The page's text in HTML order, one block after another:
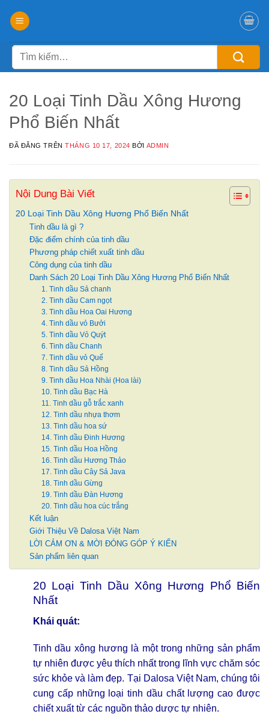
đến
dungTìm
kiếm:
20 Loại Tinh Dầu Xông Hương
Phổ Biến Nhất
ĐÃ ĐĂNG TRÊNTHÁNG 10 17, 2024 BỞI ADMIN
Nội Dung Bài Viết
20 Loại Tinh Dầu Xông Hương Phổ Biến Nhất
Tinh dầu là gì ?
Đặc điểm chính của tinh dầu
Phương pháp chiết xuất tinh dầu
Công dụng của tinh dầu
Danh Sách 20 Loại Tinh Dầu Xông Hương Phổ Biến Nhất
1. Tinh dầu Sả chanh
2. Tinh dầu Cam ngọt
3. Tinh dầu Hoa Oai Hương
4. Tinh dầu vỏ Bưởi
5. Tinh dầu Vỏ Quýt
6. Tinh dầu Chanh
7. Tinh dầu vỏ Quế
8. Tinh dầu Sả Hồng
9. Tinh dầu Hoa Nhài (Hoa lài)
10. Tinh dầu Bạc Hà
11. Tinh dầu gỗ trắc xanh
12. Tinh dầu nhựa thơm
13. Tinh dầu hoa sứ
14. Tinh dầu Đinh Hương
15. Tinh dầu Hoa Hồng
16. Tinh dầu Hương Thảo
17. Tinh dầu Cây Sả Java
18. Tinh dầu Gừng
19. Tinh dầu Đàn Hương
20. Tinh dầu hoa cúc trắng
Kết luận
Giới Thiệu Về Dalosa Việt Nam
LỜI CẢM ƠN & MỜI ĐÓNG GÓP Ý KIẾN
Sản phẩm liên quan
20 Loại Tinh Dầu Xông Hương Phổ Biến
Nhất
Khái quát:
Tinh dầu xông hương là một trong những sản phẩm
tự nhiên được yêu thích nhất trong lĩnh vực chăm sóc
sức khỏe và làm đẹp. Tại Dalosa Việt Nam, chúng tôi
cung cấp những loại tinh dầu chất lượng cao được
chiết xuất từ các nguồn thảo dược tự nhiên.